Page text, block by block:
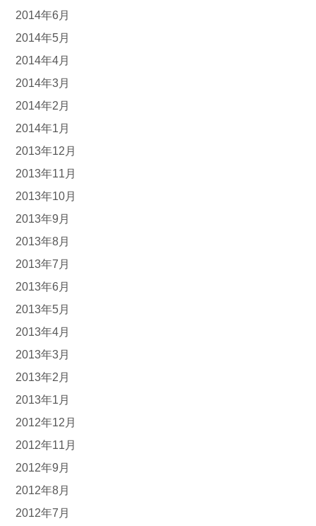
2014年6月
2014年5月
2014年4月
2014年3月
2014年2月
2014年1月
2013年12月
2013年11月
2013年10月
2013年9月
2013年8月
2013年7月
2013年6月
2013年5月
2013年4月
2013年3月
2013年2月
2013年1月
2012年12月
2012年11月
2012年9月
2012年8月
2012年7月